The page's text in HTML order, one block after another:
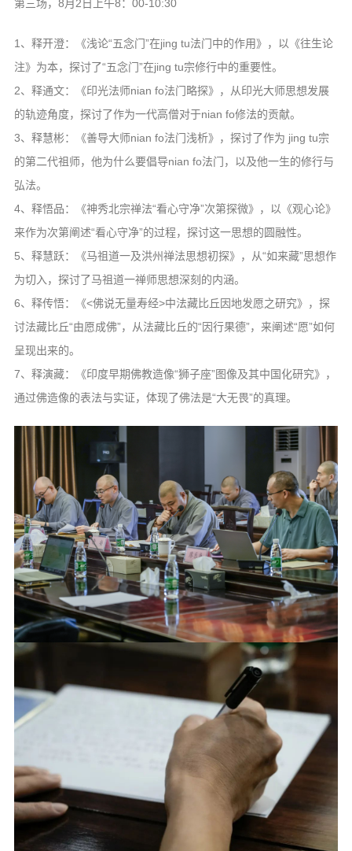
第三场，8月2日上午8：00-10:30
1、释开澄：《浅论“五念门”在jing tu法门中的作用》，以《往生论
注》为本，探讨了“五念门”在jing tu宗修行中的重要性。
2、释通文：《印光法师nian fo法门略探》，从印光大师思想发展
的轨迹角度，探讨了作为一代高僧对于nian fo修法的贡献。
3、释慧彬：《善导大师nian fo法门浅析》，探讨了作为 jing tu宗
的第二代祖师，他为什么要倡导nian fo法门，以及他一生的修行与
弘法。
4、释悟品：《神秀北宗禅法“看心守净”次第探微》，以《观心论》
来作为次第阐述“看心守净”的过程，探讨这一思想的圆融性。
5、释慧跃：《马祖道一及洪州禅法思想初探》，从“如来藏”思想作
为切入，探讨了马祖道一禅师思想深刻的内涵。
6、释传悟：《<佛说无量寿经>中法藏比丘因地发愿之研究》，探
讨法藏比丘“由愿成佛”，从法藏比丘的“因行果德”，来阐述“愿”如何
呈现出来的。
7、释演藏：《印度早期佛教造像“狮子座”图像及其中国化研究》，
通过佛造像的表法与实证，体现了佛法是“大无畏”的真理。